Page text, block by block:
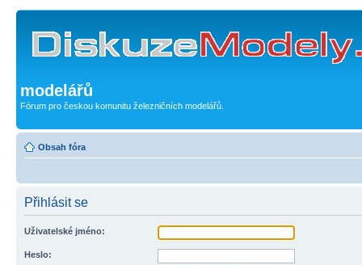
modelářů
Fórum pro českou komunitu železničních modelářů.
Obsah fóra
Přihlásit se
Uživatelské jméno:
Heslo: